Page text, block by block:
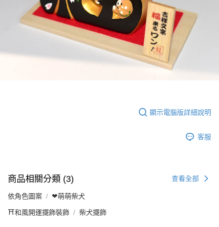
顯示電腦版詳細說明
客服
商品相關分類 (3) 查看全部
依角色圖案 ❤萌萌柴犬
⛩️和風開運擺飾裝飾 柴犬擺飾